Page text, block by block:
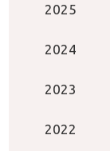
2025
2024
2023
2022